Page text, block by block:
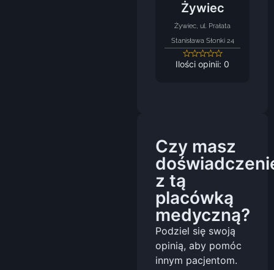
Żywiec
Żywiec, ul. Prałata
Stanisława Słonki 24
Ilości opinii: 0
Czy masz
z tą
placówką
medyczną?
Podziel się swoją
opinią, aby pomóc
innym pacjentom.